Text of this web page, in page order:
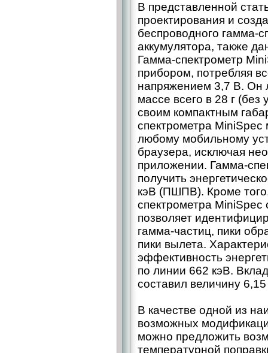
В представленной
проектирования и
беспроводного гамма-
аккумулятора, также
Гамма-спектрометр
прибором, потребляя
напряжением 3,7 В. Он
массе всего в 28 г (без
своим компактным
спектрометра
любому мобильному
браузера, исключая
приложении. Гамма-
получить
кэВ (ПШПВ). Кроме
спектрометра
позволяет
гамма-частиц, пики
пики вылета.
эффективность
по линии 662 кэВ.
составил величину
В качестве одной из
возможных
можно предложить
температурной